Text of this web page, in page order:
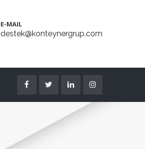
E-MAIL
destek@konteynergrup.com